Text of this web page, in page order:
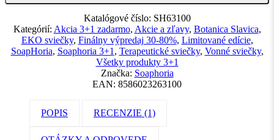
Katalógové číslo: SH63100
Kategórií: Akcia 3+1 zadarmo, Akcie a zľavy, Botanica Slavica,
EKO sviečky, Finálny výpredaj 30-80%, Limitované edície,
SoapHoria, Soaphoria 3+1 , Terapeutické sviečky, Vonné sviečky,
Všetky produkty 3+1
Značka: Soaphoria
EAN: 8586023263100
POPIS RECENZIE (1)